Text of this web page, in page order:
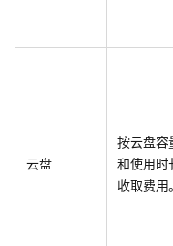
云盘
按云盘容
和使用时
收取费用。